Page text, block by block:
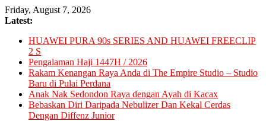
Skip
to
Friday, August 7, 2026
Latest:
HUAWEI PURA 90s SERIES AND HUAWEI FREECLIP
2 S
Pengalaman Haji 1447H / 2026
Rakam Kenangan Raya Anda di The Empire Studio – Studio
Baru di Pulai Perdana
Anak Nak Sedondon Raya dengan Ayah di Kacax
Bebaskan Diri Daripada Nebulizer Dan Kekal Cerdas
Dengan Diffenz Junior